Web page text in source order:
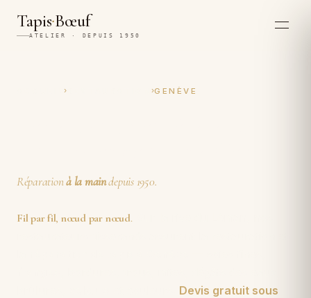
Tapis·Bœuf
ATELIER · DEPUIS 1950
›RESTAURATION›GENÈVE
Réparationà la maindepuis 1950.
Fil par fil, nœud par nœud.
Devis gratuit sous